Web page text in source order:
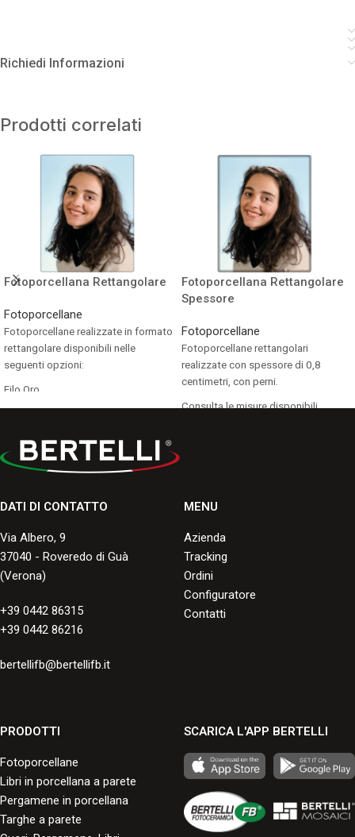
Richiedi Informazioni
Prodotti correlati
Fotoporcellana Rettangolare
Fotoporcellane
Fotoporcellane realizzate in formato
rettangolare disponibili nelle
seguenti opzioni:
Filo Oro
Bordo Oro
Seppia
Bordo Standard
Senza Bordo
formati standard e grandi formati.
Fotoporcellana Rettangolare
Spessore
Fotoporcellane
Fotoporcellane rettangolari
realizzate con spessore di 0,8
centimetri, con perni.
Consulta le misure disponibili.
DATI DI CONTATTO
Via Albero, 9
37040 - Roveredo di Guà
(Verona)
+39 0442 86315
+39 0442 86216
bertellifb@bertellifb.it
MENU
Azienda
Tracking
Ordini
Configuratore
Contatti
PRODOTTI
Fotoporcellane
Libri in porcellana a parete
Pergamene in porcellana
Targhe a parete
SCARICA L'APP BERTELLI